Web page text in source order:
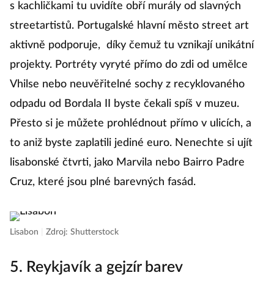
s kachličkami tu uvidíte obří murály od slavných
streetartistů. Portugalské hlavní město street art
aktivně podporuje, díky čemuž tu vznikají unikátní
projekty. Portréty vyryté přímo do zdi od umělce
Vhilse nebo neuvěřitelné sochy z recyklovaného
odpadu od Bordala II byste čekali spíš v muzeu.
Přesto si je můžete prohlédnout přímo v ulicích, a
to aniž byste zaplatili jediné euro. Nenechte si ujít
lisabonské čtvrti, jako Marvila nebo Bairro Padre
Cruz, které jsou plné barevných fasád.
Lisabon Zdroj: Shutterstock
5. Reykjavík a gejzír barev